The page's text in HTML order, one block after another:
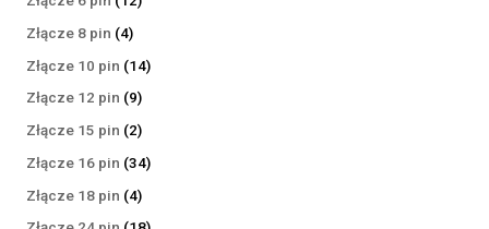
Złącze 8 pin 44
produkty
Złącze 10 pin 1414
Złącze 12 pin 99
produktów
Złącze 15 pin 22
produkty
Złącze 16 pin 3434
Złącze 18 pin 44
produkty